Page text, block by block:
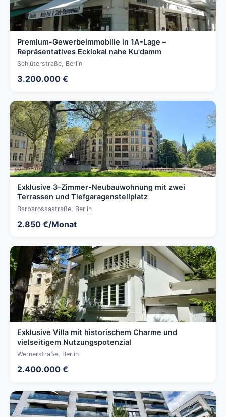
Premium-Gewerbeimmobilie in 1A-Lage –
Repräsentatives Ecklokal nahe Ku'damm
Schlüterstraße, Berlin
3.200.000 €
Exklusive 3-Zimmer-Neubauwohnung mit zwei
Terrassen und Tiefgaragenstellplatz
Barbarossastraße, Berlin
2.850 €/Monat
Exklusive Villa mit historischem Charme und
vielseitigem Nutzungspotenzial
Wernerstraße, Berlin
2.400.000 €